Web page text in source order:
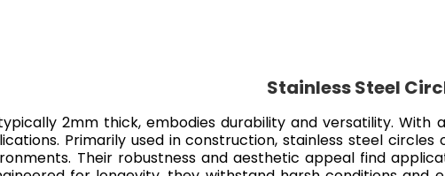
Stainless Steel
2mm thick, embodies durability and versatility. With
Primarily used in construction, stainless steel
Their robustness and aesthetic appeal find